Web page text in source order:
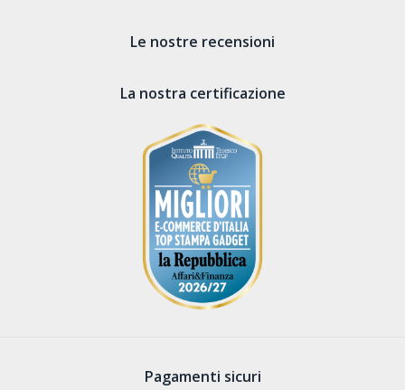
Le nostre recensioni
La nostra certificazione
Pagamenti sicuri